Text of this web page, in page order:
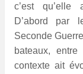
c’est qu’elle
D’abord par
Seconde
bateaux,
contexte ait